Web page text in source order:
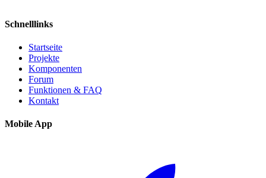
Schnelllinks
Startseite
Projekte
Komponenten
Forum
Funktionen & FAQ
Kontakt
Mobile App